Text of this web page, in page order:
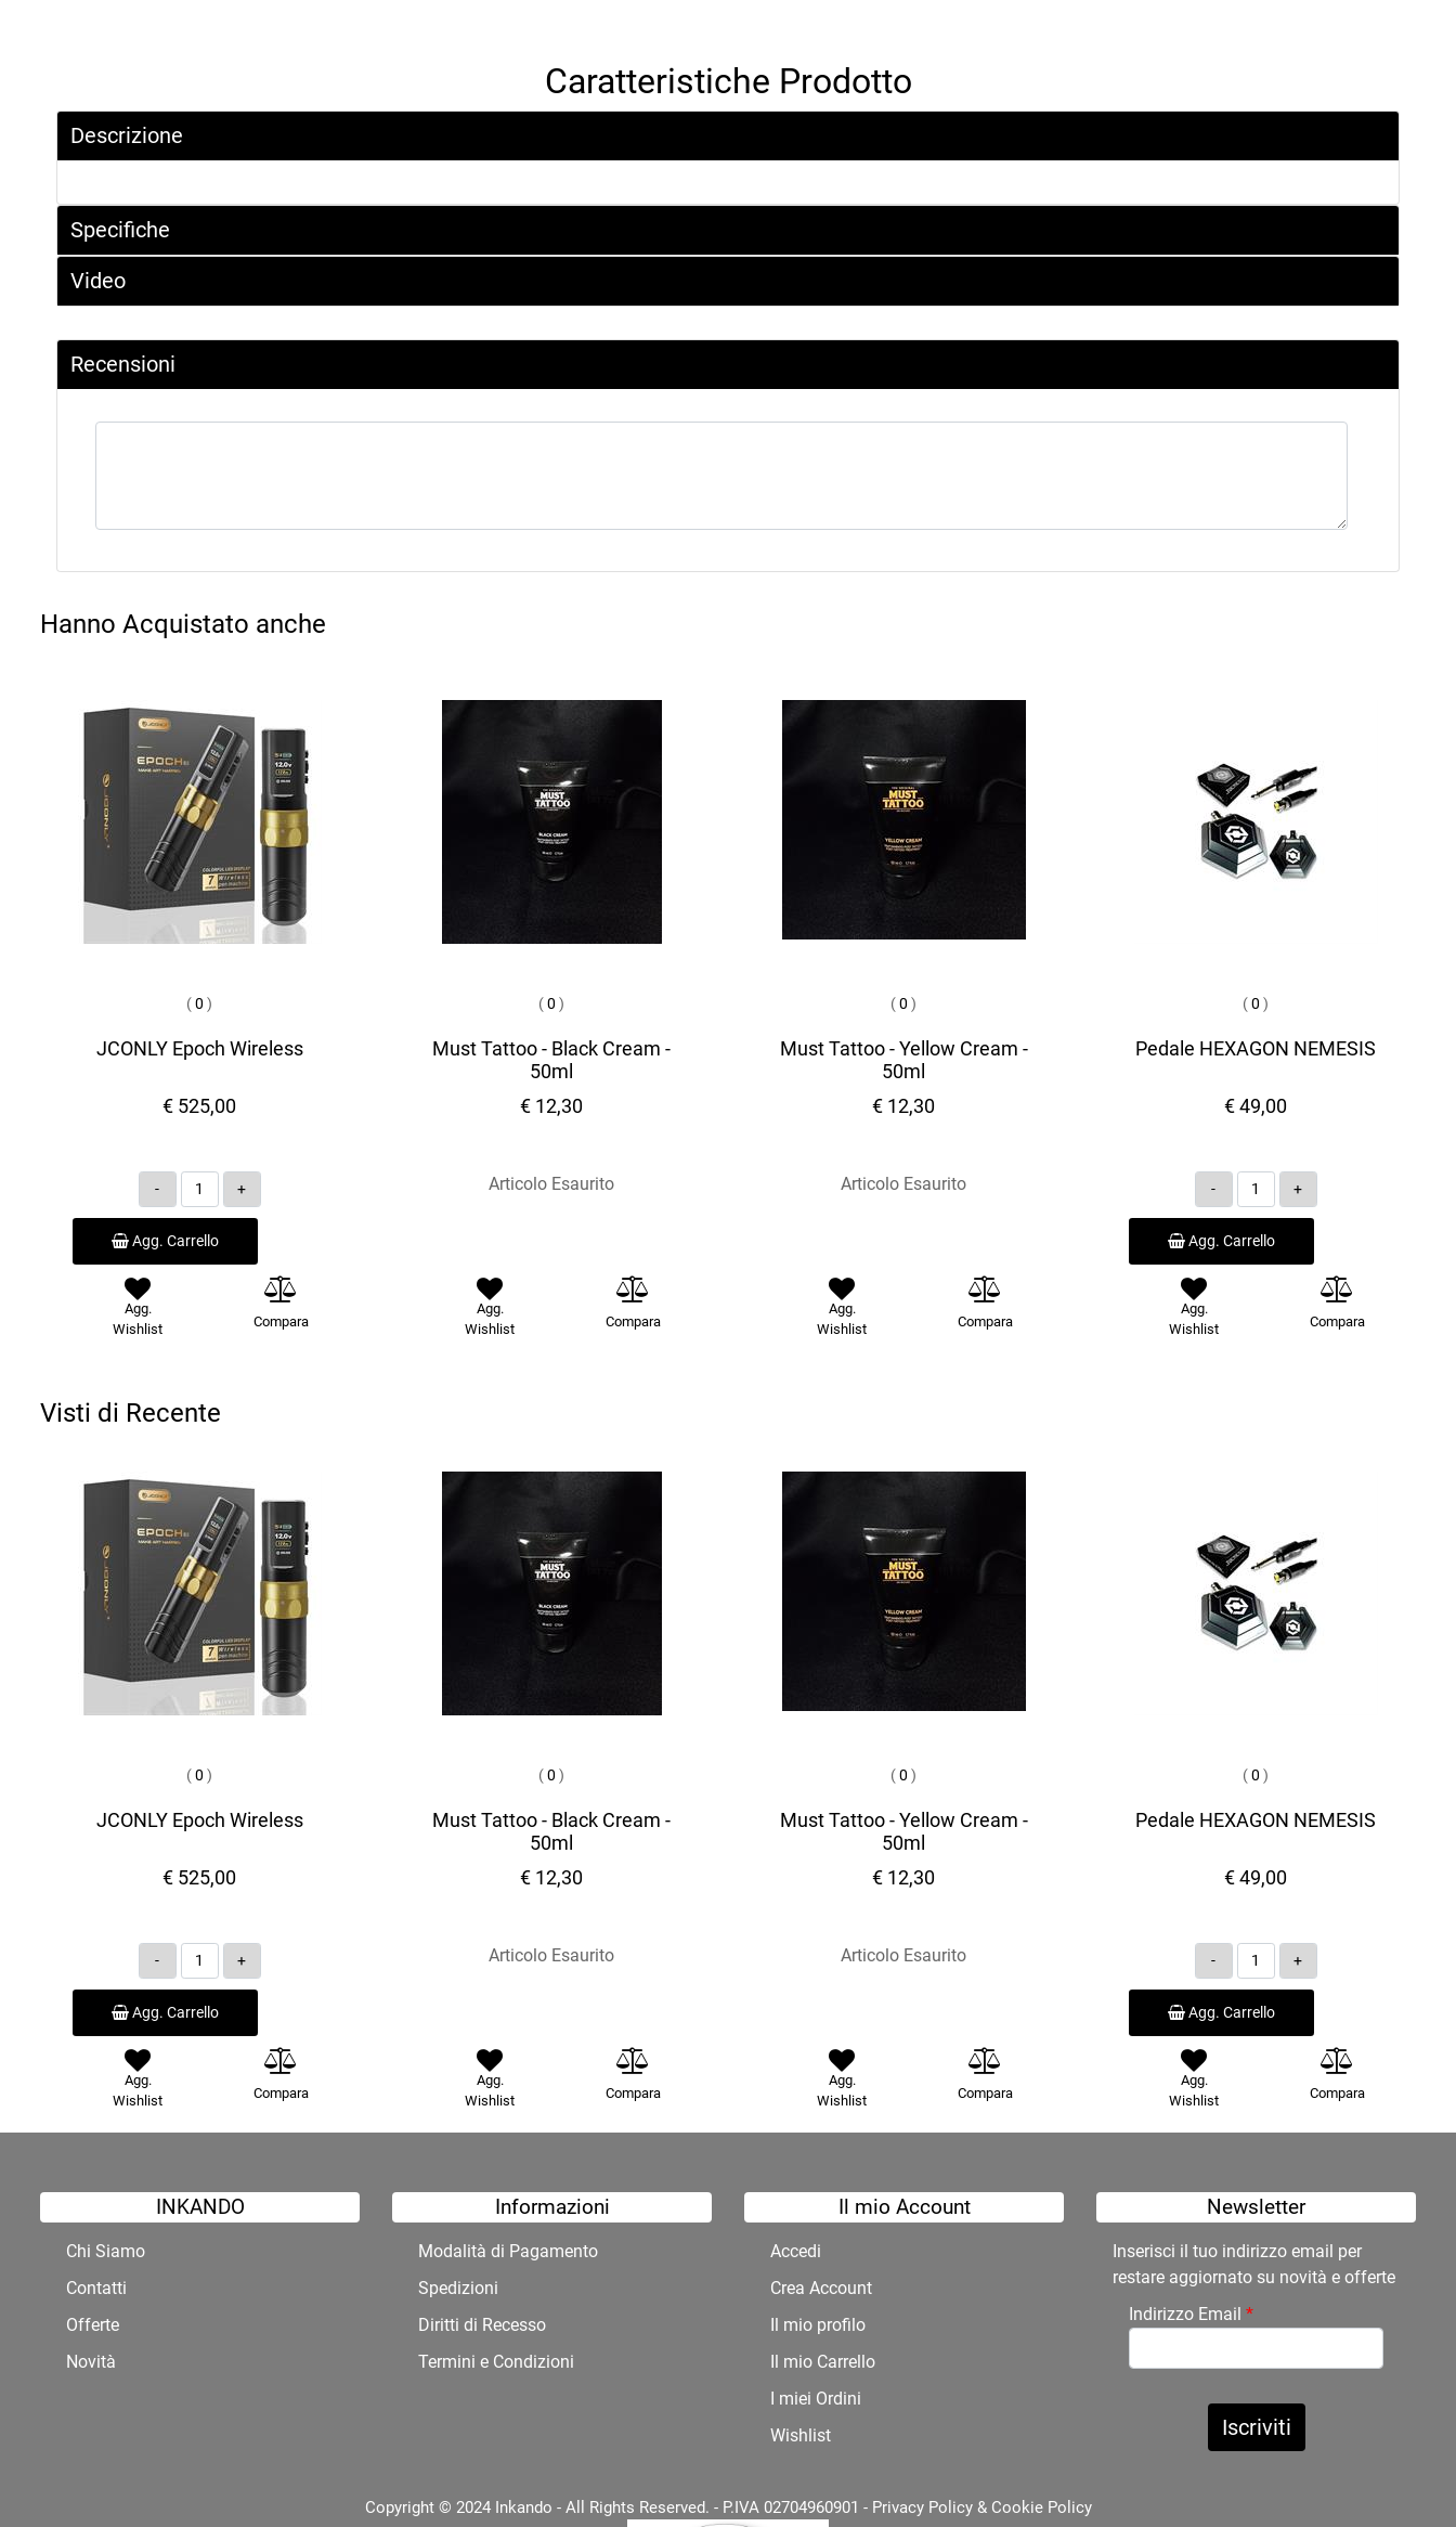
Caratteristiche Prodotto
Descrizione
Specifiche
Video
Recensioni
Hanno Acquistato anche
(0 )
JCONLY Epoch Wireless
€ 525,00
Quantità
Agg. Carrello
Agg.
Wishlist
Compara
(0 )
Must Tattoo - Black Cream -
50ml
€ 12,30
Articolo Esaurito
Agg.
Wishlist
Compara
(0 )
Must Tattoo - Yellow Cream -
50ml
€ 12,30
Articolo Esaurito
Agg.
Wishlist
Compara
(0 )
Pedale HEXAGON NEMESIS
€ 49,00
Quantità
Agg. Carrello
Agg.
Wishlist
Compara
Visti di Recente
(0 )
JCONLY Epoch Wireless
€ 525,00
Quantità
Agg. Carrello
Agg.
Wishlist
Compara
(0 )
Must Tattoo - Black Cream -
50ml
€ 12,30
Articolo Esaurito
Agg.
Wishlist
Compara
(0 )
Must Tattoo - Yellow Cream -
50ml
€ 12,30
Articolo Esaurito
Agg.
Wishlist
Compara
(0 )
Pedale HEXAGON NEMESIS
€ 49,00
Quantità
Agg. Carrello
Agg.
Wishlist
Compara
INKANDO
Chi Siamo
Contatti
Offerte
Novità
Informazioni
Modalità di Pagamento
Spedizioni
Diritti di Recesso
Termini e Condizioni
Il mio Account
Accedi
Crea Account
Il mio profilo
Il mio Carrello
I miei Ordini
Wishlist
Newsletter
Inserisci il tuo indirizzo email per
restare aggiornato su novità e offerte
Indirizzo Email *
Copyright © 2024 Inkando - All Rights Reserved. - P.IVA 02704960901 - Privacy Policy& Cookie Policy